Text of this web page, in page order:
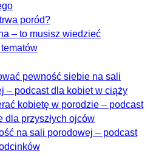
poród?
– to musisz wiedzieć
pewność siebie na sali
– podcast dla kobiet w ciąży
kobietę w porodzie – podcast
dla przyszłych ojców
na sali porodowej – podcast